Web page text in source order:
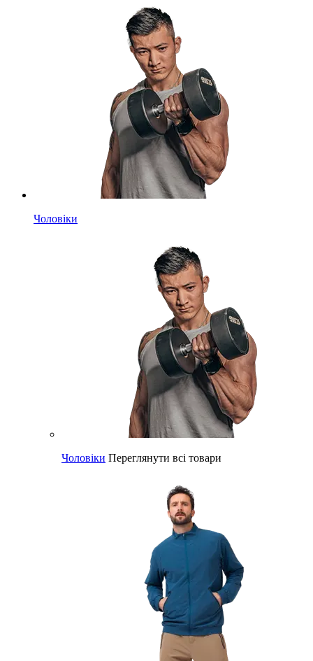
Чоловіки
Чоловіки Переглянути всі товари